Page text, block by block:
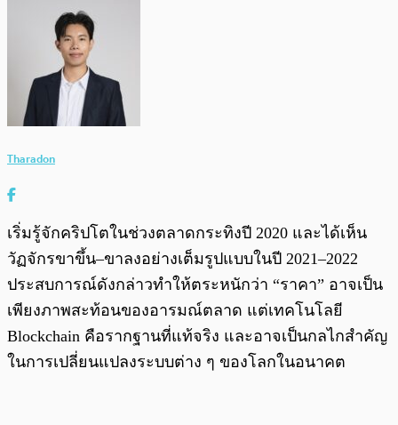
Tharadon
เริ่มรู้จักคริปโตในช่วงตลาดกระทิงปี 2020 และได้เห็น
วัฏจักรขาขึ้น–ขาลงอย่างเต็มรูปแบบในปี 2021–2022
ประสบการณ์ดังกล่าวทำให้ตระหนักว่า “ราคา” อาจเป็น
เพียงภาพสะท้อนของอารมณ์ตลาด แต่เทคโนโลยี
Blockchain คือรากฐานที่แท้จริง และอาจเป็นกลไกสำคัญ
ในการเปลี่ยนแปลงระบบต่าง ๆ ของโลกในอนาคต